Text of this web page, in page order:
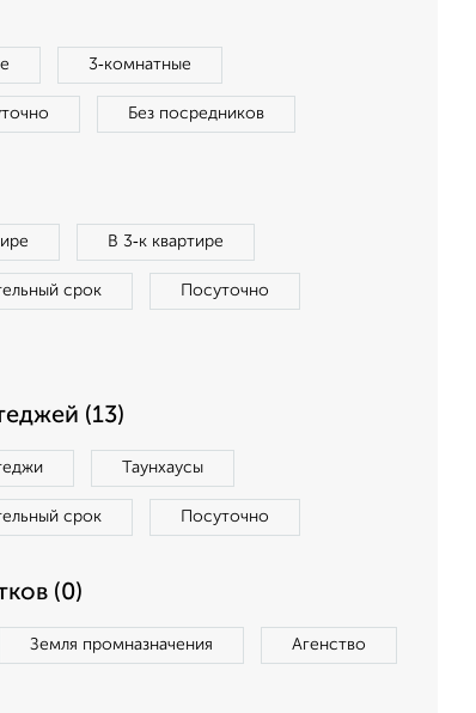
3‑комнатные
Без посредников
В 3‑к квартире
срок Посуточно
(13)
Таунхаусы
срок Посуточно
(0)
Земля промназначения Агенство